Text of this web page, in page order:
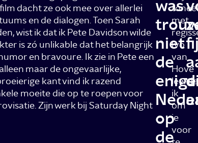
dacht ze ook mee over allerlei
en de dialogen. Toen Sarah
wist ik dat ik Pete Davidson wilde
is zó unlikable dat het belangrijk
en bravoure. Ik zie in Pete een
maar de ongevaarlijke,
kant vind ik razend
moeite die op te roepen voor
Zijn werk bij Saturday Night
was
niet
de
enige
op
de
met
Ivo
van
Hove
leerde
ik
om
je
voor